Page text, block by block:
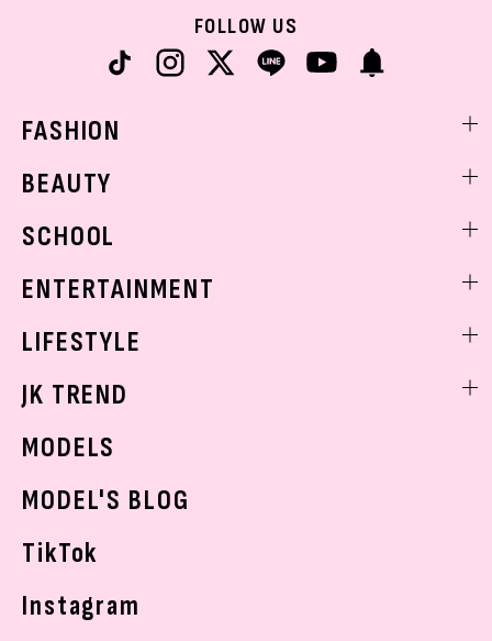
FOLLOW US
FASHION
着回し
BEAUTY
ベストコスメ
ボディケア
SCHOOL
学校ヘアメイク
ENTERTAINMENT
K-POP
LIFESTYLE
モデルの購入品
JK TREND
MODELS
MODEL'S BLOG
TikTok
Instagram